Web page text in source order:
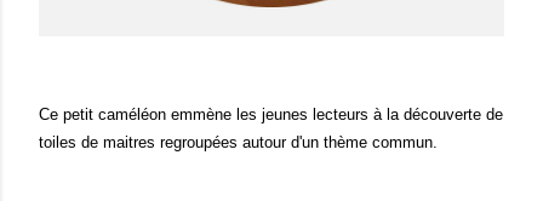
Ce petit caméléon emmène les jeunes lecteurs à la découverte de
toiles de maitres regroupées autour d'un thème commun.